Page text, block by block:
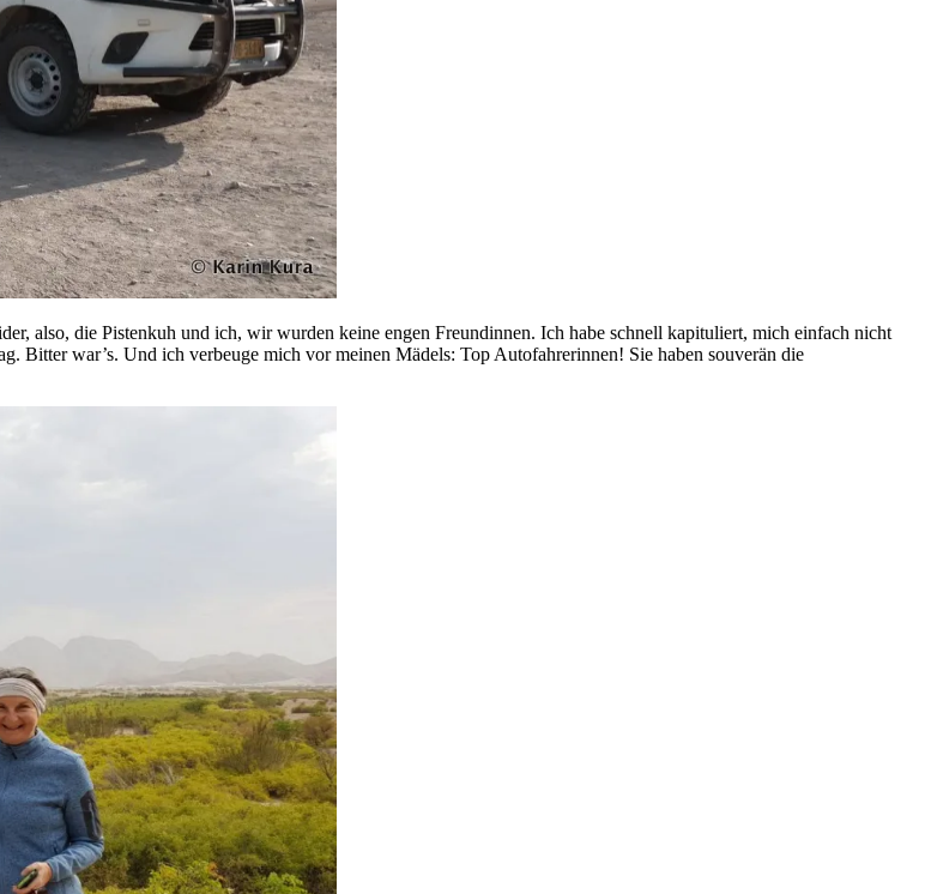
also, die Pistenkuh und ich, wir wurden keine engen Freundinnen. Ich habe schnell kapituliert, mich einfach nicht
Bitter war’s. Und ich verbeuge mich vor meinen Mädels: Top Autofahrerinnen! Sie haben souverän die